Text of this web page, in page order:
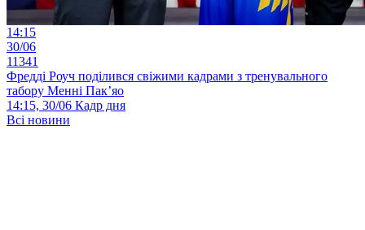
14:15
30/06
11341
Фредді Роуч поділився свіжими кадрами з тренувального
табору Менні Пак’яо
14:15, 30/06 Кадр дня
Всі новини